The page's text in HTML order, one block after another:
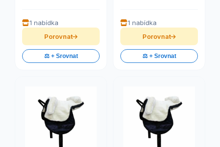
1 nabídka
Porovnat
⚖️ + Srovnat
1 nabídka
Porovnat
⚖️ + Srovnat